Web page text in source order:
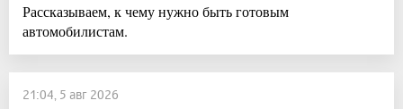
Рассказываем, к чему нужно быть готовым
автомобилистам.
21:04, 5 авг 2026